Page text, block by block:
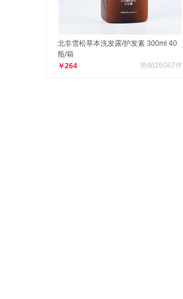
北非雪松草本洗发露/护发素 300ml 40
瓶/箱
热销26087件
￥264